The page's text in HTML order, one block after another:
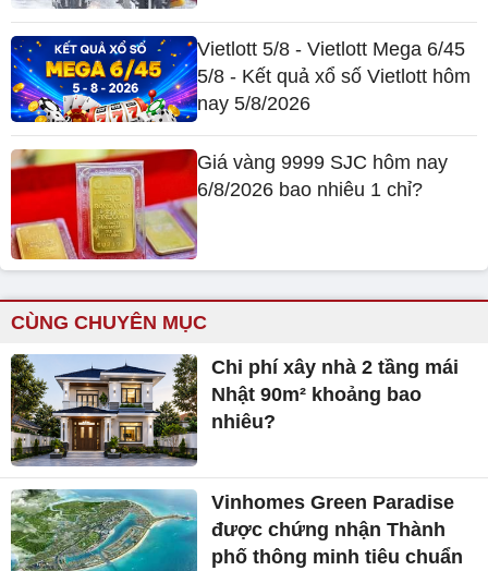
Vietlott 5/8 - Vietlott Mega 6/45
5/8 - Kết quả xổ số Vietlott hôm
nay 5/8/2026
Giá vàng 9999 SJC hôm nay
6/8/2026 bao nhiêu 1 chỉ?
CÙNG CHUYÊN MỤC
Chi phí xây nhà 2 tầng mái
Nhật 90m² khoảng bao
nhiêu?
Vinhomes Green Paradise
được chứng nhận Thành
phố thông minh tiêu chuẩn